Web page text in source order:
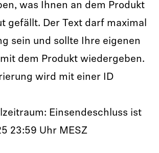
was Ihnen an dem Produkt
gefällt. Der Text darf maximal
sein und sollte Ihre eigenen
dem Produkt wiedergeben.
wird mit einer ID
Einsendeschluss ist
23:59 Uhr MESZ